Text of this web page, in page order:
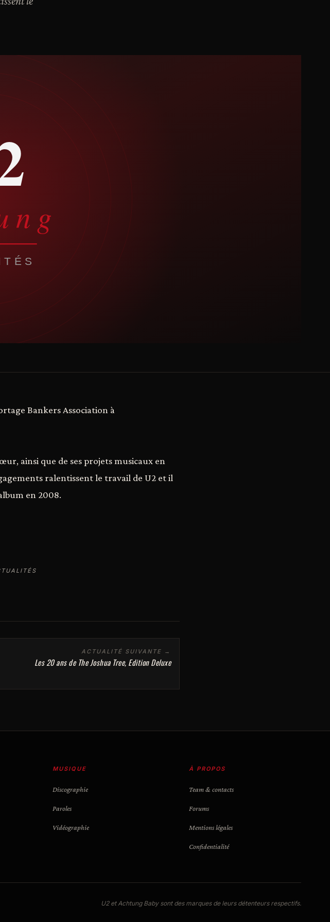
Bankers Association à
ainsi que de ses projets musicaux en
ralentissent le travail de U2 et il
en 2008.
ACTUALITÉ SUIVANTE →
Les 20 ans de The Joshua Tree, Edition Deluxe
MUSIQUE
Discographie
Paroles
Vidéographie
À PROPOS
Team & contacts
Forums
Mentions légales
Confidentialité
U2 et Achtung Baby sont des marques de leurs détenteurs respectifs.